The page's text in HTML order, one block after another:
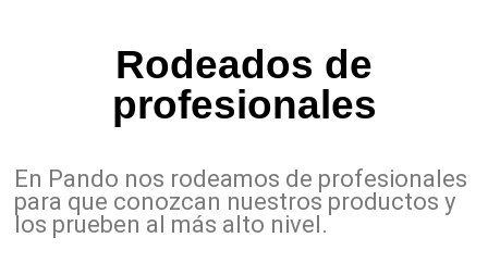
Rodeados de
profesionales
En Pando nos rodeamos de profesionales
para que conozcan nuestros productos y
los prueben al más alto nivel.